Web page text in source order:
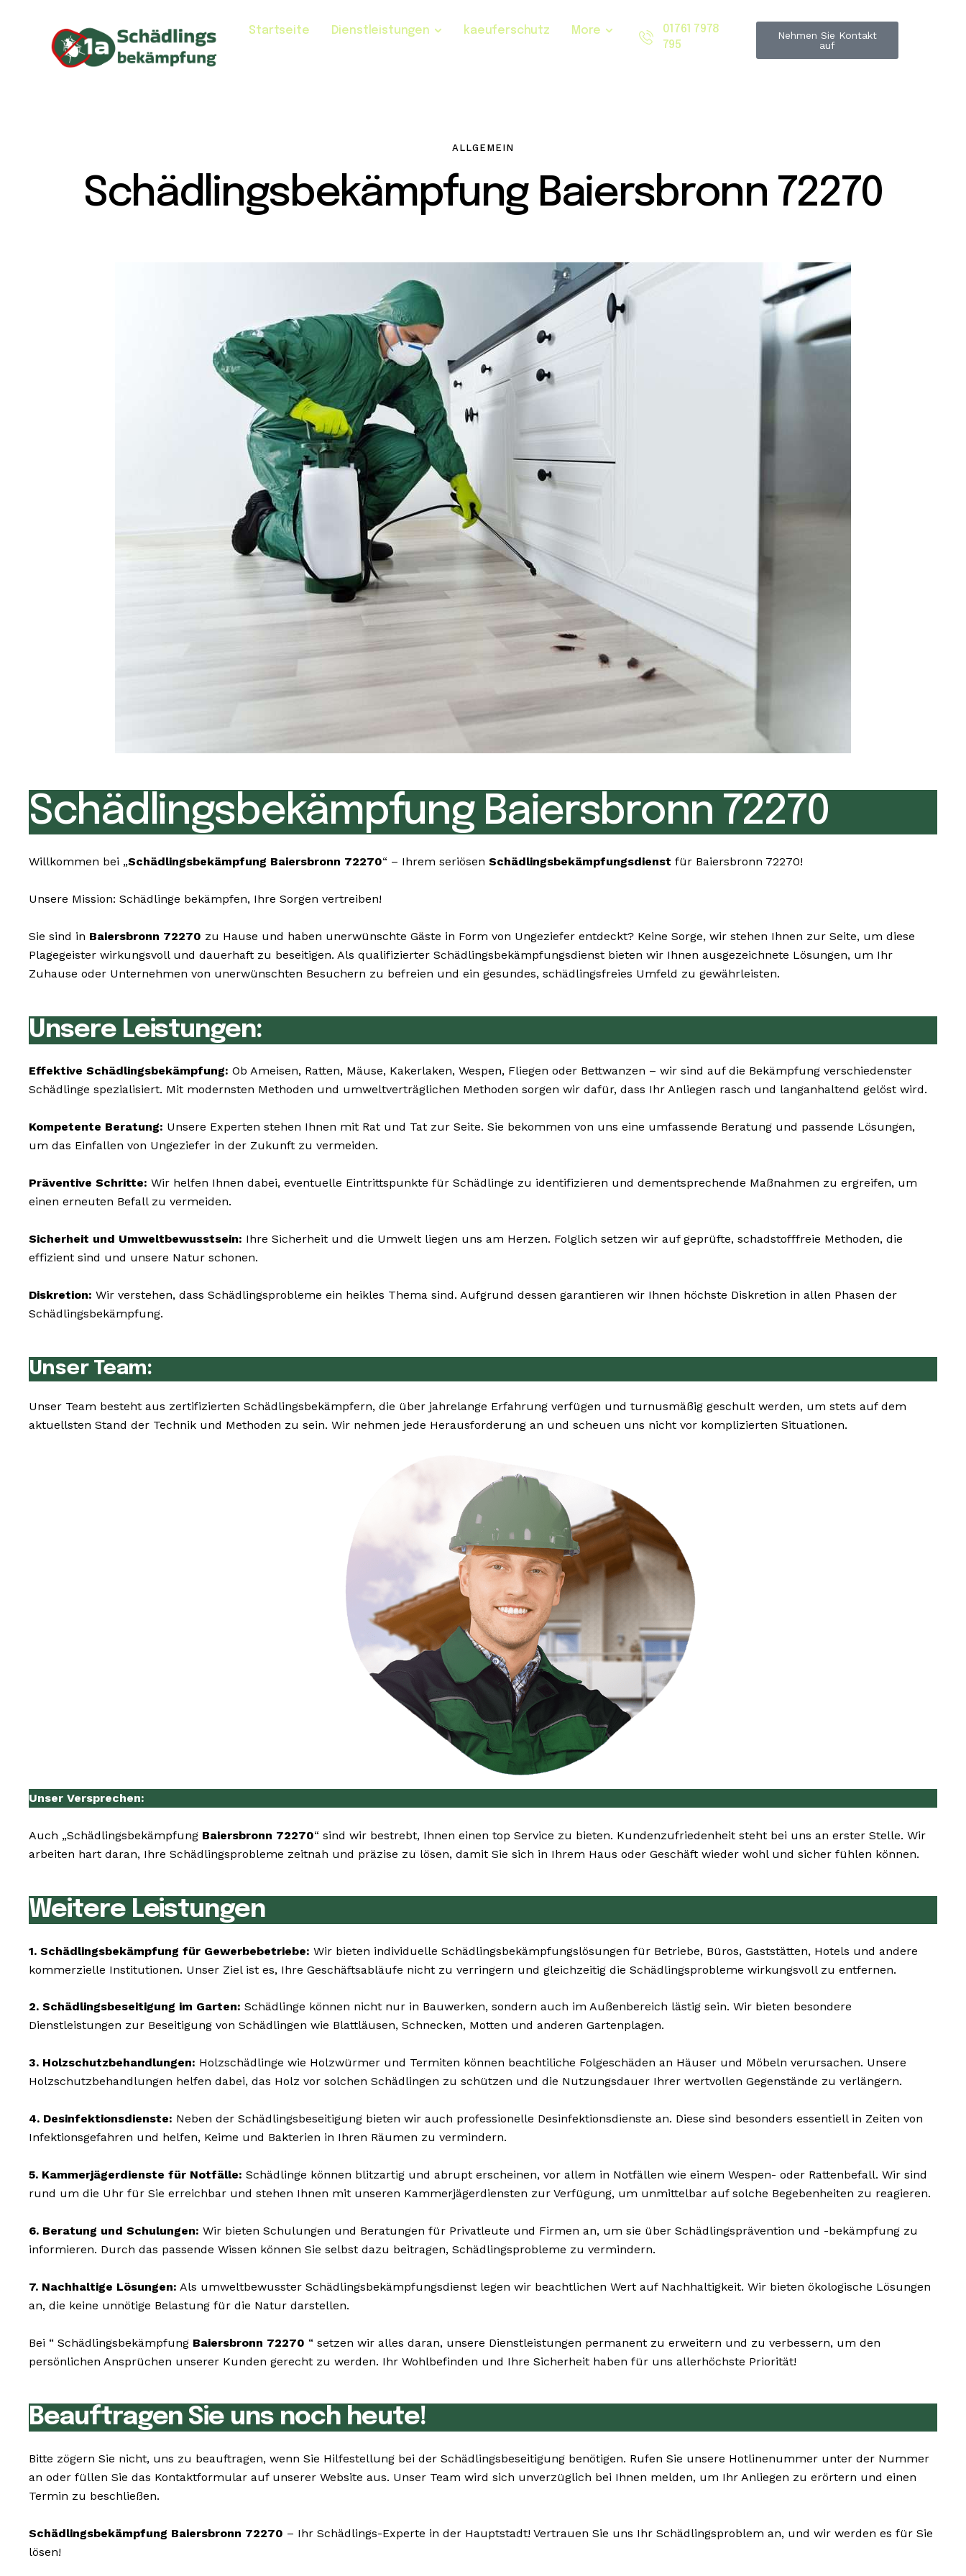
Startseite Dienstleistungen kaeuferschutz More
01761 7978
795
Nehmen Sie Kontakt
auf
ALLGEMEIN
Schädlingsbekämpfung Baiersbronn 72270
Schädlingsbekämpfung Baiersbronn 72270
Willkommen bei „Schädlingsbekämpfung Baiersbronn 72270“ – Ihrem seriösen Schädlingsbekämpfungsdienst für Baiersbronn 72270!
Unsere Mission: Schädlinge bekämpfen, Ihre Sorgen vertreiben!
Sie sind in Baiersbronn 72270 zu Hause und haben unerwünschte Gäste in Form von Ungeziefer entdeckt? Keine Sorge, wir stehen Ihnen zur Seite, um diese
Plagegeister wirkungsvoll und dauerhaft zu beseitigen. Als qualifizierter Schädlingsbekämpfungsdienst bieten wir Ihnen ausgezeichnete Lösungen, um Ihr
Zuhause oder Unternehmen von unerwünschten Besuchern zu befreien und ein gesundes, schädlingsfreies Umfeld zu gewährleisten.
Unsere Leistungen:
Effektive Schädlingsbekämpfung: Ob Ameisen, Ratten, Mäuse, Kakerlaken, Wespen, Fliegen oder Bettwanzen – wir sind auf die Bekämpfung verschiedenster
Schädlinge spezialisiert. Mit modernsten Methoden und umweltverträglichen Methoden sorgen wir dafür, dass Ihr Anliegen rasch und langanhaltend gelöst wird.
Kompetente Beratung: Unsere Experten stehen Ihnen mit Rat und Tat zur Seite. Sie bekommen von uns eine umfassende Beratung und passende Lösungen,
um das Einfallen von Ungeziefer in der Zukunft zu vermeiden.
Präventive Schritte: Wir helfen Ihnen dabei, eventuelle Eintrittspunkte für Schädlinge zu identifizieren und dementsprechende Maßnahmen zu ergreifen, um
einen erneuten Befall zu vermeiden.
Sicherheit und Umweltbewusstsein: Ihre Sicherheit und die Umwelt liegen uns am Herzen. Folglich setzen wir auf geprüfte, schadstofffreie Methoden, die
effizient sind und unsere Natur schonen.
Diskretion: Wir verstehen, dass Schädlingsprobleme ein heikles Thema sind. Aufgrund dessen garantieren wir Ihnen höchste Diskretion in allen Phasen der
Schädlingsbekämpfung.
Unser Team:
Unser Team besteht aus zertifizierten Schädlingsbekämpfern, die über jahrelange Erfahrung verfügen und turnusmäßig geschult werden, um stets auf dem
aktuellsten Stand der Technik und Methoden zu sein. Wir nehmen jede Herausforderung an und scheuen uns nicht vor komplizierten Situationen.
Unser Versprechen:
Auch „Schädlingsbekämpfung Baiersbronn 72270“ sind wir bestrebt, Ihnen einen top Service zu bieten. Kundenzufriedenheit steht bei uns an erster Stelle. Wir
arbeiten hart daran, Ihre Schädlingsprobleme zeitnah und präzise zu lösen, damit Sie sich in Ihrem Haus oder Geschäft wieder wohl und sicher fühlen können.
Weitere Leistungen
1. Schädlingsbekämpfung für Gewerbebetriebe: Wir bieten individuelle Schädlingsbekämpfungslösungen für Betriebe, Büros, Gaststätten, Hotels und andere
kommerzielle Institutionen. Unser Ziel ist es, Ihre Geschäftsabläufe nicht zu verringern und gleichzeitig die Schädlingsprobleme wirkungsvoll zu entfernen.
2. Schädlingsbeseitigung im Garten: Schädlinge können nicht nur in Bauwerken, sondern auch im Außenbereich lästig sein. Wir bieten besondere
Dienstleistungen zur Beseitigung von Schädlingen wie Blattläusen, Schnecken, Motten und anderen Gartenplagen.
3. Holzschutzbehandlungen: Holzschädlinge wie Holzwürmer und Termiten können beachtiliche Folgeschäden an Häuser und Möbeln verursachen. Unsere
Holzschutzbehandlungen helfen dabei, das Holz vor solchen Schädlingen zu schützen und die Nutzungsdauer Ihrer wertvollen Gegenstände zu verlängern.
4. Desinfektionsdienste: Neben der Schädlingsbeseitigung bieten wir auch professionelle Desinfektionsdienste an. Diese sind besonders essentiell in Zeiten von
Infektionsgefahren und helfen, Keime und Bakterien in Ihren Räumen zu vermindern.
5. Kammerjägerdienste für Notfälle: Schädlinge können blitzartig und abrupt erscheinen, vor allem in Notfällen wie einem Wespen- oder Rattenbefall. Wir sind
rund um die Uhr für Sie erreichbar und stehen Ihnen mit unseren Kammerjägerdiensten zur Verfügung, um unmittelbar auf solche Begebenheiten zu reagieren.
6. Beratung und Schulungen: Wir bieten Schulungen und Beratungen für Privatleute und Firmen an, um sie über Schädlingsprävention und -bekämpfung zu
informieren. Durch das passende Wissen können Sie selbst dazu beitragen, Schädlingsprobleme zu vermindern.
7. Nachhaltige Lösungen: Als umweltbewusster Schädlingsbekämpfungsdienst legen wir beachtlichen Wert auf Nachhaltigkeit. Wir bieten ökologische Lösungen
an, die keine unnötige Belastung für die Natur darstellen.
Bei “ Schädlingsbekämpfung Baiersbronn 72270 “ setzen wir alles daran, unsere Dienstleistungen permanent zu erweitern und zu verbessern, um den
persönlichen Ansprüchen unserer Kunden gerecht zu werden. Ihr Wohlbefinden und Ihre Sicherheit haben für uns allerhöchste Priorität!
Beauftragen Sie uns noch heute!
Bitte zögern Sie nicht, uns zu beauftragen, wenn Sie Hilfestellung bei der Schädlingsbeseitigung benötigen. Rufen Sie unsere Hotlinenummer unter der Nummer
an oder füllen Sie das Kontaktformular auf unserer Website aus. Unser Team wird sich unverzüglich bei Ihnen melden, um Ihr Anliegen zu erörtern und einen
Termin zu beschließen.
Schädlingsbekämpfung Baiersbronn 72270 – Ihr Schädlings-Experte in der Hauptstadt! Vertrauen Sie uns Ihr Schädlingsproblem an, und wir werden es für Sie
lösen!